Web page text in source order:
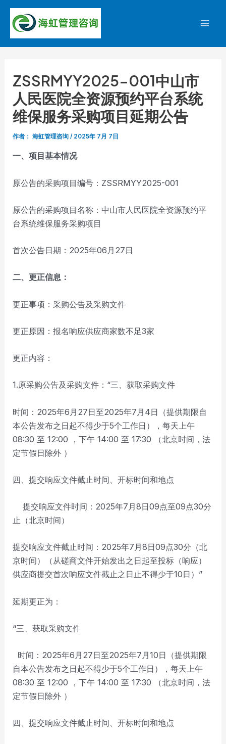
容
ZSSRMYY2025-001中山市
人民医院全资源预约平台系统
维保服务采购项目延期公告
作者： 海虹管理咨询/ 2025年 7月 7日
一、项目基本情况
原公告的采购项目编号：ZSSRMYY2025-001
原公告的采购项目名称：中山市人民医院全资源预约平
台系统维保服务采购项目
首次公告日期：2025年06月27日
二、更正信息：
更正事项：采购公告及采购文件
更正原因：报名响应供应商家数不足3家
更正内容：
1.原采购公告及采购文件：“三、获取采购文件
时间：2025年6月27日至2025年7月4日（提供期限自
本公告发布之日起不得少于5个工作日），每天上午
08:30 至 12:00 ，下午 14:00 至 17:30 （北京时间，法
定节假日除外 ）
四、提交响应文件截止时间、开标时间和地点
提交响应文件时间：2025年7月8日09点至09点30分
止（北京时间）
提交响应文件截止时间：2025年7月8日09点30分（北
京时间）（从磋商文件开始发出之日起至投标（响应）
供应商提交首次响应文件截止之日止不得少于10日）”
延期更正为：
“三、获取采购文件
时间：2025年6月27日至2025年7月10日（提供期限
自本公告发布之日起不得少于5个工作日），每天上午
08:30 至 12:00 ，下午 14:00 至 17:30 （北京时间，法
定节假日除外 ）
四、提交响应文件截止时间、开标时间和地点